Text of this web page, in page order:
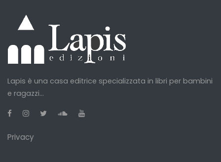
Lapis è una casa editrice specializzata in libri per bambini
e ragazzi...
Privacy